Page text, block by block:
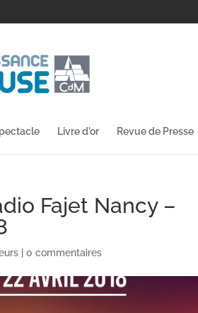
Livre d'or Revue de Presse
Fajet Nancy –
|0 commentaires